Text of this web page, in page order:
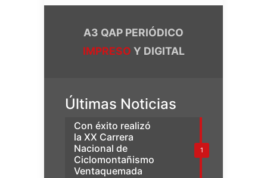
A3 QAP PERIÓDICO
IMPRESO Y DIGITAL
Últimas Noticias
1
Con éxito realizó
la XX Carrera
Nacional de
Ciclomontañismo
Ventaquemada